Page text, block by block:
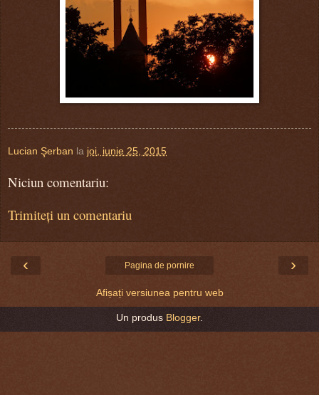
Lucian Şerban la joi, iunie 25, 2015
Niciun comentariu:
Trimiteți un comentariu
‹ ›
Pagina de pornire
Afișați versiunea pentru web
Un produs Blogger.